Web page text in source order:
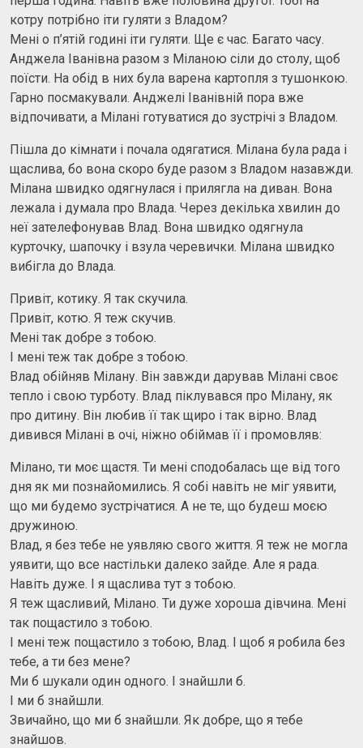
котру потрібно іти гуляти з Владом?
Мені о п’ятій годині іти гуляти. Ще є час. Багато часу.
Анджела Іванівна разом з Міланою сіли до столу, щоб
поїсти. На обід в них була варена картопля з тушонкою.
Гарно посмакували. Анджелі Іванівній пора вже
відпочивати, а Мілані готуватися до зустрічі з Владом.
Пішла до кімнати і почала одягатися. Мілана була рада і
щаслива, бо вона скоро буде разом з Владом назавжди.
Мілана швидко одягнулася і прилягла на диван. Вона
лежала і думала про Влада. Через декілька хвилин до
неї зателефонував Влад. Вона швидко одягнула
курточку, шапочку і взула черевички. Мілана швидко
вибігла до Влада.
Привіт, котику. Я так скучила.
Привіт, котю. Я теж скучив.
Мені так добре з тобою.
І мені теж так добре з тобою.
Влад обійняв Мілану. Він завжди дарував Мілані своє
тепло і свою турботу. Влад піклувався про Мілану, як
про дитину. Він любив її так щиро і так вірно. Влад
дивився Мілані в очі, ніжно обіймав її і промовляв:
Мілано, ти моє щастя. Ти мені сподобалась ще від того
дня як ми познайомились. Я собі навіть не міг уявити,
що ми будемо зустрічатися. А не те, що будеш моєю
дружиною.
Влад, я без тебе не уявляю свого життя. Я теж не могла
уявити, що все настільки далеко зайде. Але я рада.
Навіть дуже. І я щаслива тут з тобою.
Я теж щасливий, Мілано. Ти дуже хороша дівчина. Мені
так пощастило з тобою.
І мені теж пощастило з тобою, Влад. І щоб я робила без
тебе, а ти без мене?
Ми б шукали один одного. І знайшли б.
І ми б знайшли.
Звичайно, що ми б знайшли. Як добре, що я тебе
знайшов.